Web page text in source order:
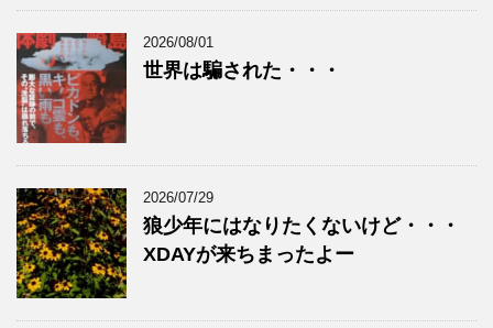
2026/08/01
世界は騙された・・・
2026/07/29
狼少年にはなりたくないけど・・・
XDAYが来ちまったよー